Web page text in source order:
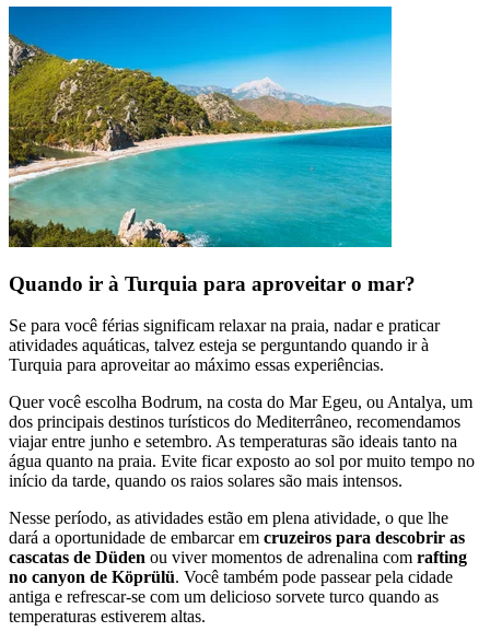
Quando ir à Turquia para aproveitar o mar?
Se para você férias significam relaxar na praia, nadar e praticar
atividades aquáticas, talvez esteja se perguntando quando ir à
Turquia para aproveitar ao máximo essas experiências.
Quer você escolha Bodrum, na costa do Mar Egeu, ou Antalya, um
dos principais destinos turísticos do Mediterrâneo, recomendamos
viajar entre junho e setembro. As temperaturas são ideais tanto na
água quanto na praia. Evite ficar exposto ao sol por muito tempo no
início da tarde, quando os raios solares são mais intensos.
Nesse período, as atividades estão em plena atividade, o que lhe
dará a oportunidade de embarcar em cruzeiros para descobrir as
cascatas de Düden ou viver momentos de adrenalina com rafting
no canyon de Köprülü. Você também pode passear pela cidade
antiga e refrescar-se com um delicioso sorvete turco quando as
temperaturas estiverem altas.